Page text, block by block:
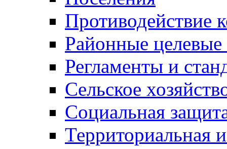
Противодействие
Районные
Регламенты и
Сельское
Социальная
Территориальная